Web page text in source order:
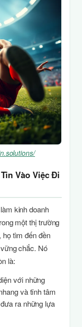
Vào Việc Đi
kinh doanh
một thị trường
họ tìm đến đền
chắc. Nó
là:
với những
và tĩnh tâm
ra những lựa